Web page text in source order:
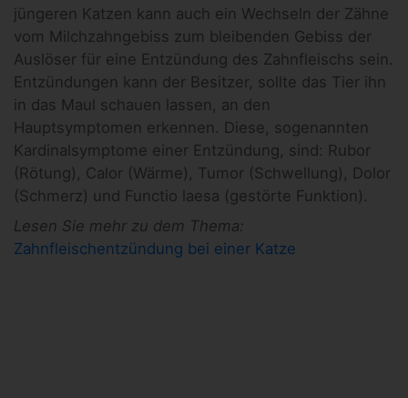
jüngeren Katzen kann auch ein Wechseln der Zähne
vom Milchzahngebiss zum bleibenden Gebiss der
Auslöser für eine Entzündung des Zahnfleischs sein.
Entzündungen kann der Besitzer, sollte das Tier ihn
in das Maul schauen lassen, an den
Hauptsymptomen erkennen. Diese, sogenannten
Kardinalsymptome einer Entzündung, sind: Rubor
(Rötung), Calor (Wärme), Tumor (Schwellung), Dolor
(Schmerz) und Functio laesa (gestörte Funktion).
Lesen Sie mehr zu dem Thema:
Zahnfleischentzündung bei einer Katze